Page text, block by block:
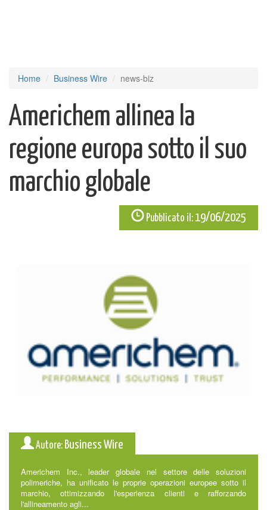
Home Business Wire news-biz
Americhem allinea la
regione europa sotto il suo
marchio globale
Pubblicato il:19/06/2025
Autore: Business Wire
Americhem Inc., leader globale nel settore delle soluzioni
polimeriche, ha unificato le proprie operazioni europee sotto il
marchio, ottimizzando l'esperienza clienti e rafforzando
l'allineamento agli...